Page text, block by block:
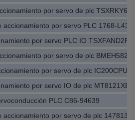
por servo de plc
accionamiento por servo PLC 1768-L43
por servo PLC IO TSXFAND2P
por servo de plc
por servo de plc
por servo IO de plc MT8121XE
PLC C86-94639
accionamiento por servo de plc